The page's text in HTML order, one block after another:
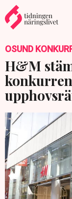
OSUND
H&M